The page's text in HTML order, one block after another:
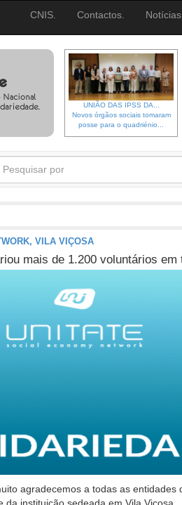
CNIS. Contactos.
UNIÃO DAS IPSS DA...
Novos órgãos sociais tomaram
posse para o quadriénio...
VILA VIÇOSA
mais de 1.200 voluntários em
agradecemos a todas as entidades